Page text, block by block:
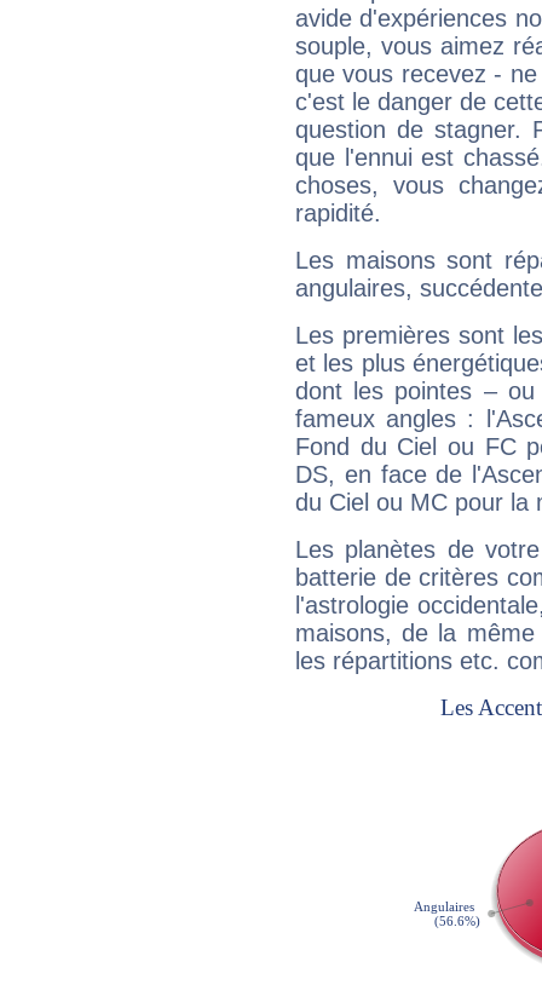
avide d'expériences
souple, vous aimez
que vous recevez -
c'est le danger de
question de stagner.
que l'ennui est
choses, vous
rapidité.
Les maisons sont
angulaires,
Les premières sont
et les plus
dont les pointes –
fameux angles :
Fond du Ciel ou FC
DS, en face de
du Ciel ou MC pour la
Les planètes de
batterie de critères
l'astrologie
maisons, de la
les répartitions etc.